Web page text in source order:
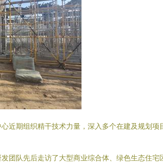
近期组织精干技术力量，深入多个在建及规划
团队先后走访了大型商业综合体、绿色生态住